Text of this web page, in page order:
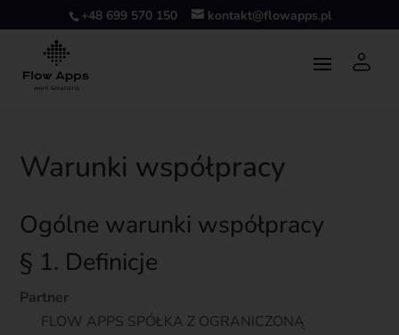
+48 699 570 150 kontakt@flowapps.pl
Warunki współpracy
Ogólne warunki współpracy
§ 1. Definicje
Partner
FLOW APPS SPÓŁKA Z OGRANICZONĄ